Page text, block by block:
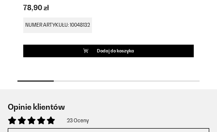
78,90 zł
NUMER ARTYKUŁU: 10048132
Dodaj do koszyka
Opinie klientów
23 Oceny